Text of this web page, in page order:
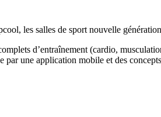
les salles de sport nouvelle
d’entraînement (cardio,
par une application mobile et des